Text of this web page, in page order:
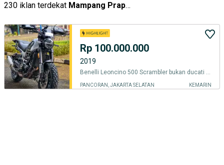
230 iklan terdekat Mampang Prapatan
Rp 100.000.000
2019
Benelli Leoncino 500 Scrambler bukan ducati triumph
PANCORAN, JAKARTA SELATAN KEMARIN